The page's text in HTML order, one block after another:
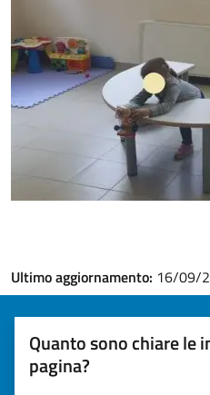
Ultimo aggiornamento: 16/09/
Quanto sono chiare le
pagina?